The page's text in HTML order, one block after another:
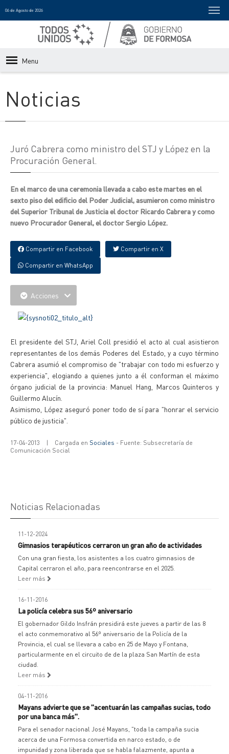
06 de Agosto de 2026
Menu
Noticias
Juró Cabrera como ministro del STJ y López en la
Procuración General.
En el marco de una ceremonia llevada a cabo este martes en el
sexto piso del edificio del Poder Judicial, asumieron como ministro
del Superior Tribunal de Justicia el doctor Ricardo Cabrera y como
nuevo Procurador General, el doctor Sergio López.
Compartir en Facebook Compartir en X
Compartir en WhatsApp
Acciones
El presidente del STJ, Ariel Coll presidió el acto al cual asistieron
representantes de los demás Poderes del Estado, y a cuyo término
Cabrera asumió el compromiso de "trabajar con todo mi esfuerzo y
experiencia", elogiando a quienes junto a él conforman el máximo
órgano judicial de la provincia: Manuel Hang, Marcos Quinteros y
Guillermo Alucín.
Asimismo, López aseguró poner todo de sí para "honrar el servicio
público de justicia".
17-04-2013 | Cargada en Sociales - Fuente: Subsecretaría de
Comunicación Social
Noticias Relacionadas
11-12-2024
Gimnasios terapéuticos cerraron un gran año de actividades
Con una gran fiesta, los asistentes a los cuatro gimnasios de
Capital cerraron el año, para reencontrarse en el 2025.
Leer más
16-11-2016
La policía celebra sus 56º aniversario
El gobernador Gildo Insfrán presidirá este jueves a partir de las 8
el acto conmemorativo al 56º aniversario de la Policía de la
Provincia, el cual se llevara a cabo en 25 de Mayo y Fontana,
particularmente en el circuito de de la plaza San Martín de esta
ciudad.
Leer más
04-11-2016
Mayans advierte que se "acentuarán las campañas sucias, todo
por una banca más".
Para el senador nacional José Mayans, "toda la campaña sucia
acerca de una Formosa convertida en narco estado, o de
impunidad y zona liberada que se habla falazmente, apunta a